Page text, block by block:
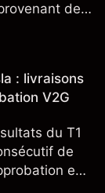
de
futurs.
: livraisons
V2G
du T1
de
en
Cybertruck